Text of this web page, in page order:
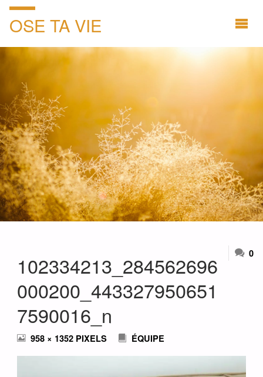
OSE TA VIE
102334213_284562696
000200_443327950651
7590016_n
0
FULL958 × 1352 PIXELS ÉQUIPE